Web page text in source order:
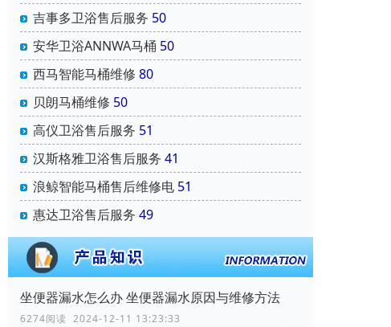
吉事多卫浴售后服务 50
安华卫浴ANNWA马桶 50
西马智能马桶维修 80
贝朗马桶维修 50
高仪卫浴售后服务 51
汉斯格雅卫浴售后服务 41
浪鲸智能马桶售后维修电 51
惠达卫浴售后服务 49
坐便器漏水怎么办 坐便器漏水原因与维修方法
6274阅读 2024-12-11 13:23:33